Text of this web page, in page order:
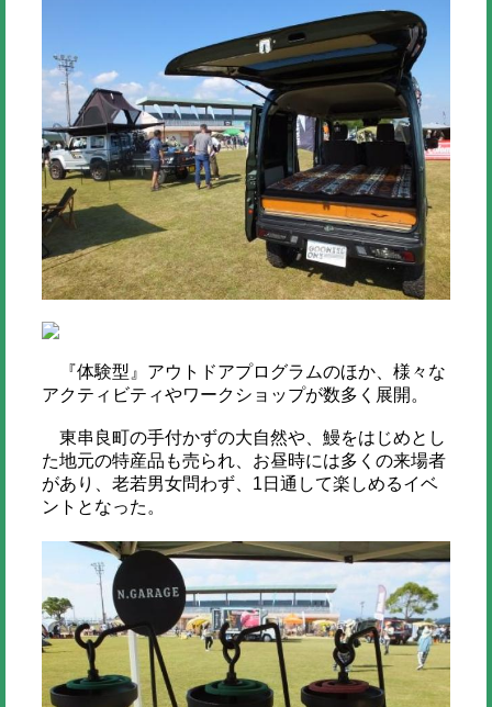
『体験型』アウトドアプログラムのほか、様々な
アクティビティやワークショップが数多く展開。
東串良町の手付かずの大自然や、鰻をはじめとし
た地元の特産品も売られ、お昼時には多くの来場者
があり、老若男女問わず、1日通して楽しめるイベ
ントとなった。